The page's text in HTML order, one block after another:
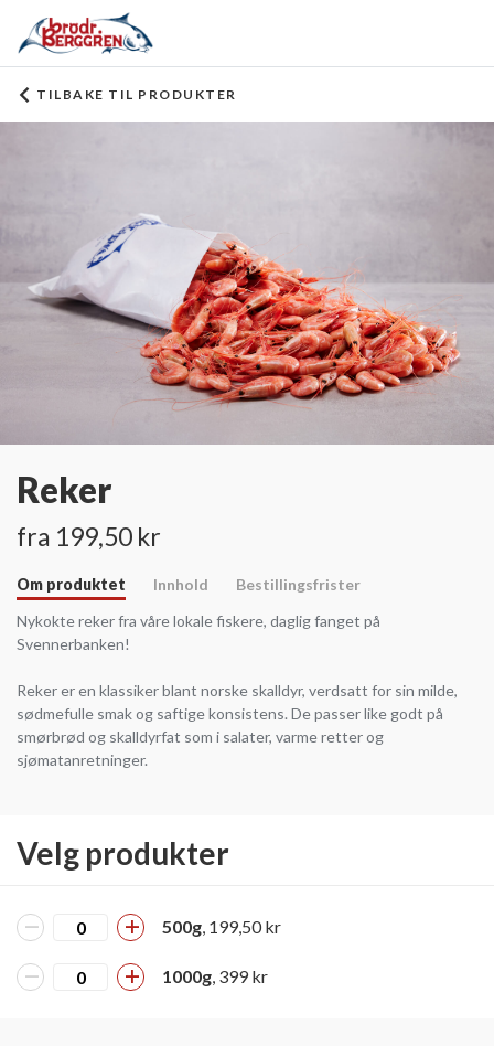
TILBAKE TIL PRODUKTER
Reker
fra 199,50 kr
Om produktet Innhold
Bestillingsfrister
Nykokte reker fra våre lokale fiskere, daglig fanget på
Svennerbanken!
Reker er en klassiker blant norske skalldyr, verdsatt for sin milde,
sødmefulle smak og saftige konsistens. De passer like godt på
smørbrød og skalldyrfat som i salater, varme retter og
sjømatanretninger.
Velg produkter
500g , 199,50 kr
1000g , 399 kr